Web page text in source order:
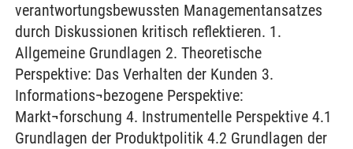
verantwortungsbewussten Managementansatzes
durch Diskussionen kritisch reflektieren. 1.
Allgemeine Grundlagen 2. Theoretische
Perspektive: Das Verhalten der Kunden 3.
Informations¬bezogene Perspektive:
Markt¬forschung 4. Instrumentelle Perspektive 4.1
Grundlagen der Produktpolitik 4.2 Grundlagen der